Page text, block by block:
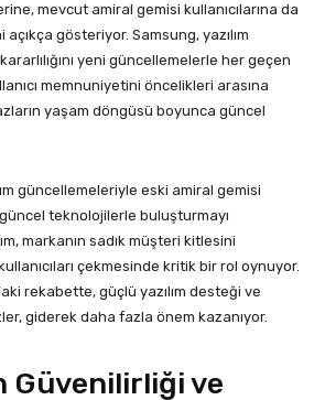
mevcut amiral gemisi kullanıcılarına da
açıkça gösteriyor. Samsung, yazılım
yeni güncellemelerle her geçen
memnuniyetini öncelikleri arasına
yaşam döngüsü boyunca güncel
güncellemeleriyle eski amiral gemisi
güncel teknolojilerle buluşturmayı
markanın sadık müşteri kitlesini
çekmesinde kritik bir rol oynuyor.
rekabette, güçlü yazılım desteği ve
giderek daha fazla önem kazanıyor.
Güvenilirliği ve